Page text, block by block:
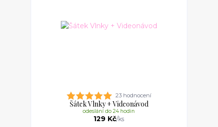
23 hodnocení
Šátek Vlnky + Videonávod
129 Kč/ks
odeslání do 24 hodin